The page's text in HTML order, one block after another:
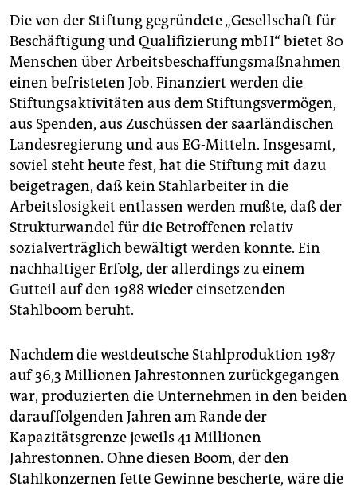
Die von der Stiftung gegründete „Gesellschaft für
Beschäftigung und Qualifizierung mbH“ bietet 80
Menschen über Arbeitsbeschaffungsmaßnahmen
einen befristeten Job. Finanziert werden die
Stiftungsaktivitäten aus dem Stiftungsvermögen,
aus Spenden, aus Zuschüssen der saarländischen
Landesregierung und aus EG-Mitteln. Insgesamt,
soviel steht heute fest, hat die Stiftung mit dazu
beigetragen, daß kein Stahlarbeiter in die
Arbeitslosigkeit entlassen werden mußte, daß der
Strukturwandel für die Betroffenen relativ
sozialverträglich bewältigt werden konnte. Ein
nachhaltiger Erfolg, der allerdings zu einem
Gutteil auf den 1988 wieder einsetzenden
Stahlboom beruht.
Nachdem die westdeutsche Stahlproduktion 1987
auf 36,3 Millionen Jahrestonnen zurückgegangen
war, produzierten die Unternehmen in den beiden
darauffolgenden Jahren am Rande der
Kapazitätsgrenze jeweils 41 Millionen
Jahrestonnen. Ohne diesen Boom, der den
Stahlkonzernen fette Gewinne bescherte, wäre die